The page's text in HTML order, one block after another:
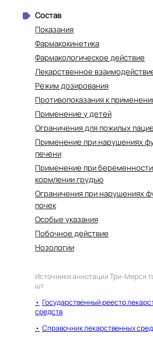
Состав
Показания
Фармакокинетика
Фармакологическое действие
Лекарственное
Режим дозирования
Противопоказания к
Применение у детей
Ограничения для пожилых
Применение при нарушениях
печени
Применение при
кормлении грудью
Ограничения при нарушениях
почек
Особые указания
Побочное действие
Нозологии
Источники аннотацииТри-Мерси
шт
Государственный реестр
средств
Справочник лекарственных